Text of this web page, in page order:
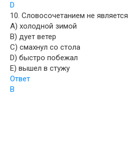
D
10. Словосочетанием не является
A) холодной зимой
B) дует ветер
C) смахнул со стола
D) быстро побежал
E) вышел в стужу
Ответ
B